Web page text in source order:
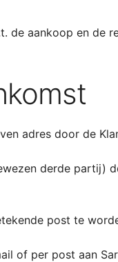
de aankoop en de
adres door de
derde partij)
post te
of per post aan